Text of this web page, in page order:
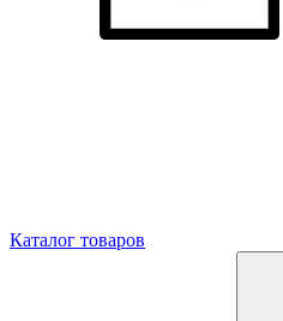
Каталог товаров